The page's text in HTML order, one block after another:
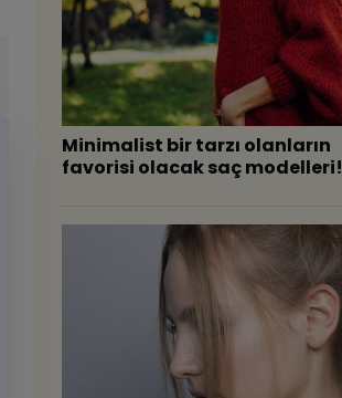
Minimalist bir tarzı olanların
favorisi olacak saç modelleri!